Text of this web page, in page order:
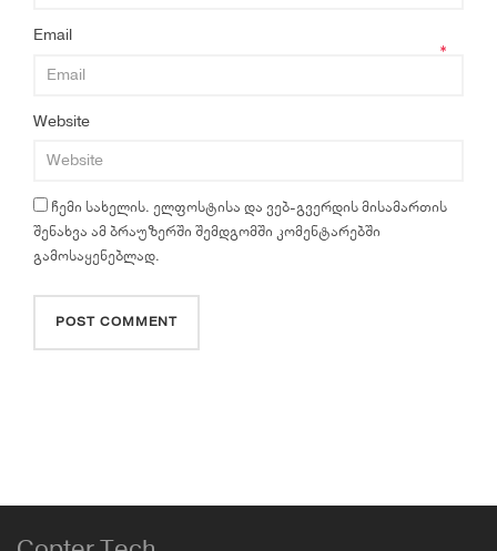
Email
*
Website
ჩემი სახელის. ელფოსტისა და ვებ-გვერდის მისამართის
შენახვა ამ ბრაუზერში შემდგომში კომენტარებში
გამოსაყენებლად.